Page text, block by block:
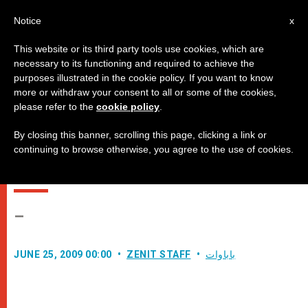
كلمة قداسة البابا بندكتس السادس
عشر لدى لقائه بالمشتركين بجمعية
"اتحاد المؤسسات لمساعدة الكنائس
–
JUNE 25, 2009 00:00 ZENIT STAFF باباوات
x
Notice
This website or its third party tools use cookies, which are
necessary to its functioning and required to achieve the
purposes illustrated in the cookie policy. If you want to know
more or withdraw your consent to all or some of the cookies,
please refer to the cookie policy
By closing this banner, scrolling this page, clicking a link or
continuing to browse otherwise, you agree to the use of cookies.